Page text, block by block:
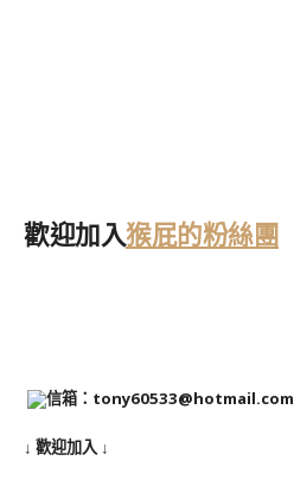
歡迎加入猴屁的粉絲團
信箱：tony60533@hotmail.com
↓ 歡迎加入 ↓